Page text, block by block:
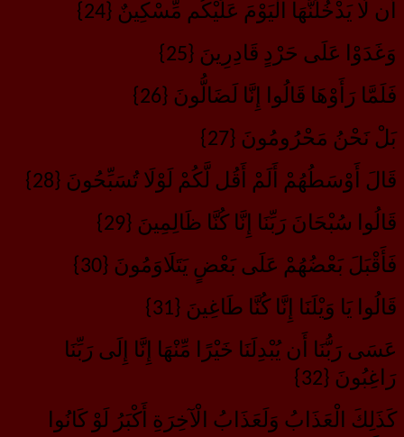
أَن لَّا يَدْخُلَنَّهَا الْيَوْمَ عَلَيْكُم مِّسْكِينٌ {24}
وَغَدَوْا عَلَى حَرْدٍ قَادِرِينَ {25}
فَلَمَّا رَأَوْهَا قَالُوا إِنَّا لَضَالُّونَ {26}
بَلْ نَحْنُ مَحْرُومُونَ {27}
قَالَ أَوْسَطُهُمْ أَلَمْ أَقُل لَّكُمْ لَوْلَا تُسَبِّحُونَ {28}
قَالُوا سُبْحَانَ رَبِّنَا إِنَّا كُنَّا ظَالِمِينَ {29}
فَأَقْبَلَ بَعْضُهُمْ عَلَى بَعْضٍ يَتَلَاوَمُونَ {30}
قَالُوا يَا وَيْلَنَا إِنَّا كُنَّا طَاغِينَ {31}
عَسَى رَبُّنَا أَن يُبْدِلَنَا خَيْرًا مِّنْهَا إِنَّا إِلَى رَبِّنَا
رَاغِبُونَ {32}
كَذَلِكَ الْعَذَابُ وَلَعَذَابُ الْآخِرَةِ أَكْبَرُ لَوْ كَانُوا